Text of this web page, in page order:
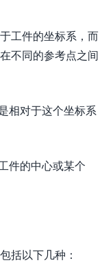
工件的坐标系，而
不同的参考点之间
相对于这个坐标系
件的中心或某个
括以下几种：